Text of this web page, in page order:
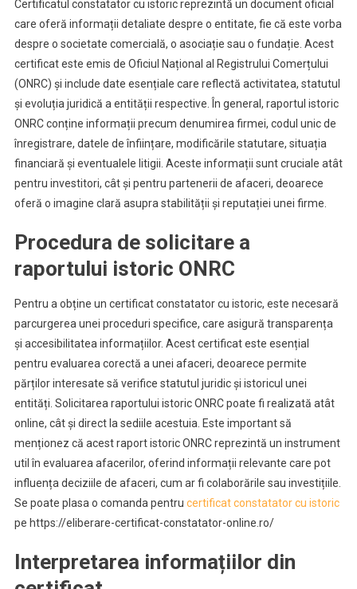
Certificatul constatator cu istoric reprezintă un document oficial
care oferă informații detaliate despre o entitate, fie că este vorba
despre o societate comercială, o asociație sau o fundație. Acest
certificat este emis de Oficiul Național al Registrului Comerțului
(ONRC) și include date esențiale care reflectă activitatea, statutul
și evoluția juridică a entității respective. În general, raportul istoric
ONRC conține informații precum denumirea firmei, codul unic de
înregistrare, datele de înființare, modificările statutare, situația
financiară și eventualele litigii. Aceste informații sunt cruciale atât
pentru investitori, cât și pentru partenerii de afaceri, deoarece
oferă o imagine clară asupra stabilității și reputației unei firme.
Procedura de solicitare a
raportului istoric ONRC
Pentru a obține un certificat constatator cu istoric, este necesară
parcurgerea unei proceduri specifice, care asigură transparența
și accesibilitatea informațiilor. Acest certificat este esențial
pentru evaluarea corectă a unei afaceri, deoarece permite
părților interesate să verifice statutul juridic și istoricul unei
entități. Solicitarea raportului istoric ONRC poate fi realizată atât
online, cât și direct la sediile acestuia. Este important să
menționez că acest raport istoric ONRC reprezintă un instrument
util în evaluarea afacerilor, oferind informații relevante care pot
influența deciziile de afaceri, cum ar fi colaborările sau investițiile.
Se poate plasa o comanda pentru certificat constatator cu istoric
pe https://eliberare-certificat-constatator-online.ro/
Interpretarea informațiilor din